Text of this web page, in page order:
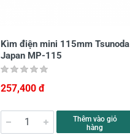
Kìm điện mini 115mm Tsunoda
Japan MP-115
257,400 đ
Thêm vào giỏ
hàng